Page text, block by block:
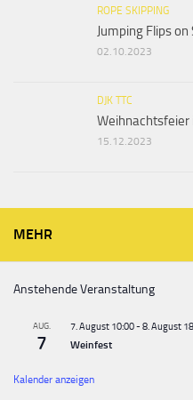
ROPE SKIPPING
Jumping Flips on
02.10.2023
DJK TTC
Weihnachtsfeier
15.12.2023
MEHR
Anstehende Veranstaltung
AUG.
7
7. August 10:00- 8. August
Weinfest
Kalender anzeigen